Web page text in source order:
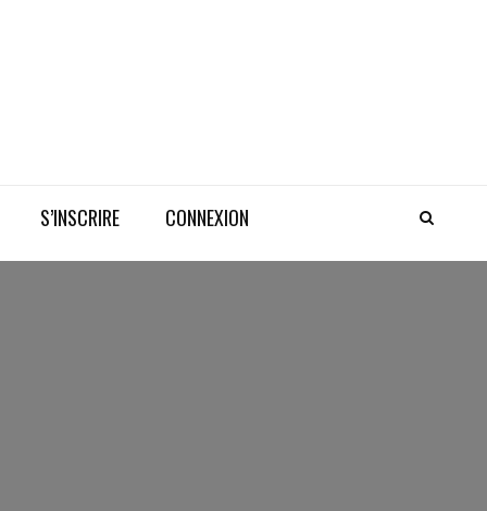
S’INSCRIRE CONNEXION